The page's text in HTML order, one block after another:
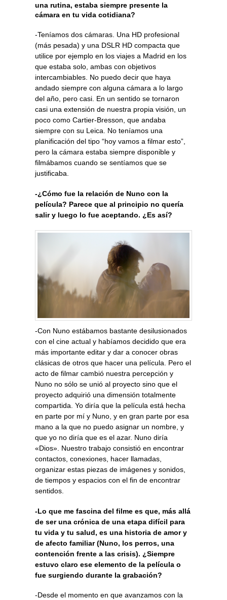
una rutina, estaba siempre presente la
cámara en tu vida cotidiana?
-Teníamos dos cámaras. Una HD profesional
(más pesada) y una DSLR HD compacta que
utilice por ejemplo en los viajes a Madrid en los
que estaba solo, ambas con objetivos
intercambiables. No puedo decir que haya
andado siempre con alguna cámara a lo largo
del año, pero casi. En un sentido se tornaron
casi una extensión de nuestra propia visión, un
poco como Cartier-Bresson, que andaba
siempre con su Leica. No teníamos una
planificación del tipo “hoy vamos a filmar esto”,
pero la cámara estaba siempre disponible y
filmábamos cuando se sentíamos que se
justificaba.
-¿Cómo fue la relación de Nuno con la
película? Parece que al principio no quería
salir y luego lo fue aceptando. ¿Es así?
-Con Nuno estábamos bastante desilusionados
con el cine actual y habíamos decidido que era
más importante editar y dar a conocer obras
clásicas de otros que hacer una película. Pero el
acto de filmar cambió nuestra percepción y
Nuno no sólo se unió al proyecto sino que el
proyecto adquirió una dimensión totalmente
compartida. Yo diría que la película está hecha
en parte por mí y Nuno, y en gran parte por esa
mano a la que no puedo asignar un nombre, y
que yo no diría que es el azar. Nuno diría
«Dios». Nuestro trabajo consistió en encontrar
contactos, conexiones, hacer llamadas,
organizar estas piezas de imágenes y sonidos,
de tiempos y espacios con el fin de encontrar
sentidos.
-Lo que me fascina del filme es que, más allá
de ser una crónica de una etapa difícil para
tu vida y tu salud, es una historia de amor y
de afecto familiar (Nuno, los perros, una
contención frente a las crisis). ¿Siempre
estuvo claro ese elemento de la película o
fue surgiendo durante la grabación?
-Desde el momento en que avanzamos con la